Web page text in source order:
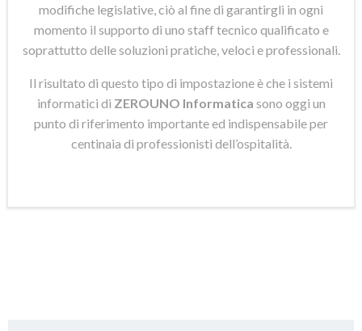
modifiche legislative, ciò al fine di garantirgli in ogni
momento il supporto di uno staff tecnico qualificato e
soprattutto delle soluzioni pratiche, veloci e professionali.
Il risultato di questo tipo di impostazione è che i sistemi
informatici di ZEROUNO Informatica sono oggi un
punto di riferimento importante ed indispensabile per
centinaia di professionisti dell’ospitalità.